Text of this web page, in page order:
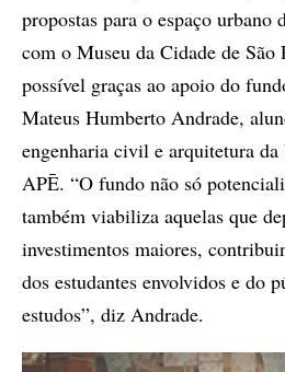
propostas para o espaço urbano
com o Museu da Cidade de São
possível graças ao apoio do
Mateus Humberto Andrade,
engenharia civil e arquitetura
APĒ. “O fundo não só
também viabiliza aquelas que
investimentos maiores,
dos estudantes envolvidos e do
estudos”, diz Andrade.